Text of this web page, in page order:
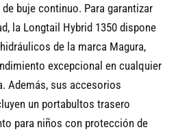
buje continuo. Para garantizar
la Longtail Hybrid 1350 dispone
de la marca Magura,
excepcional en cualquier
Además, sus accesorios
un portabultos trasero
para niños con protección de